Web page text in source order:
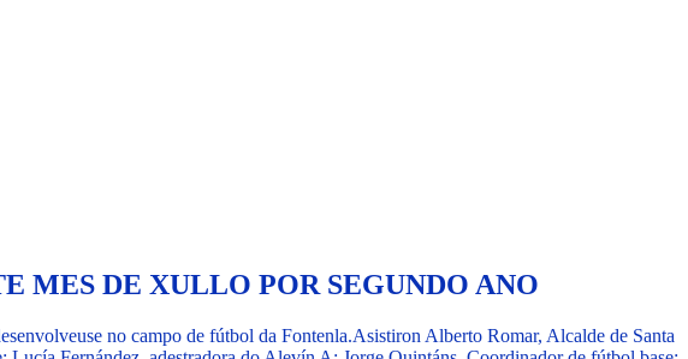
MES DE XULLO POR SEGUNDO ANO
no campo de fútbol da Fontenla.Asistiron Alberto Romar, Alcalde de Santa